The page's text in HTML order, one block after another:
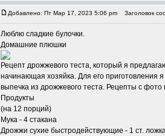
Добавлено: Пт Мар 17, 2023 5:06 pm Заголовок
Люблю сладкие булочки.
Домашние плюшки
Рецепт дрожжевого теста, который я
начинающая хозяйка. Для его приготовления
выпечка из дрожжевого теста. Рецепты с фото
Продукты
(на 12 порций)
Мука - 4 стакана
Дрожжи сухие быстродействующие - 1 ст.